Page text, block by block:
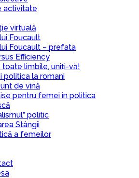
activitate
virtuală
Foucault
Foucault – prefata
Efficiency
toate limbile, uniți-vă!
politica la romani
de vină
pentru femei în politica
politic
Stângii
a femeilor